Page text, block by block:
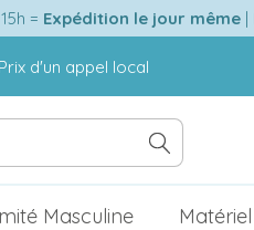
= Expédition le jour même|
Prix d'un appel local
Masculine